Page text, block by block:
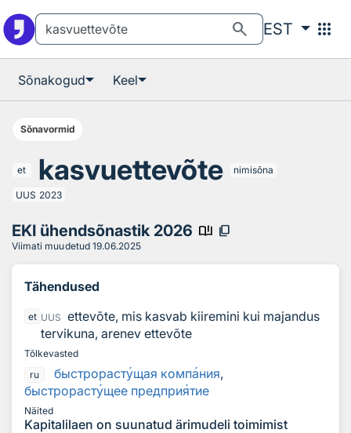
search EST apps
Sõnakogud Keel
Sõnavormid
et kasvuettevõte nimisõna
UUS 2023
EKI ühendsõnastik 2026 book_ribbon content_copy
Viimati muudetud 19.06.2025
Tähendused
et UUS
ettevõte, mis kasvab kiiremini kui majandus
tervikuna, arenev ettevõte
Tõlkevasted
ru
быстрорастущая компания,
быстрорастущее предприятие
Näited
Kapitalilaen on suunatud ärimudeli toimimist